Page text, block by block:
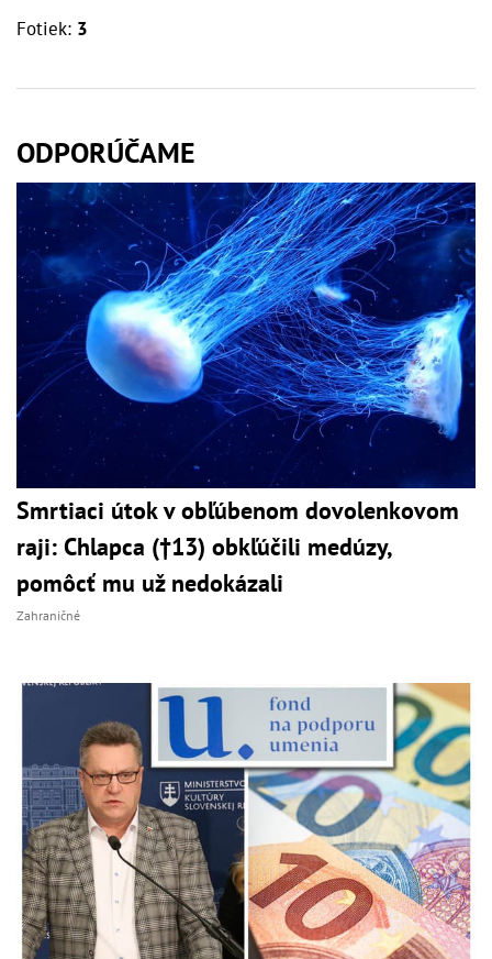
Fotiek: 3
ODPORÚČAME
Smrtiaci útok v obľúbenom dovolenkovom
raji: Chlapca (†13) obkľúčili medúzy,
pomôcť mu už nedokázali
Zahraničné